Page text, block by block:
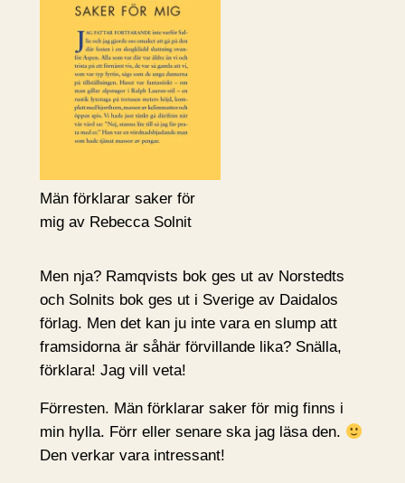
Män förklarar saker för
mig av Rebecca Solnit
Men nja? Ramqvists bok ges ut av Norstedts
och Solnits bok ges ut i Sverige av Daidalos
förlag. Men det kan ju inte vara en slump att
framsidorna är såhär förvillande lika? Snälla,
förklara! Jag vill veta!
Förresten. Män förklarar saker för mig finns i
min hylla. Förr eller senare ska jag läsa den.
Den verkar vara intressant!